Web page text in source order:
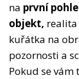
na první
objekt, realita
kuřátka na
pozornosti a
Pokud se vám